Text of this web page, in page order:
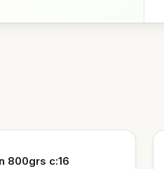
800grs c:16